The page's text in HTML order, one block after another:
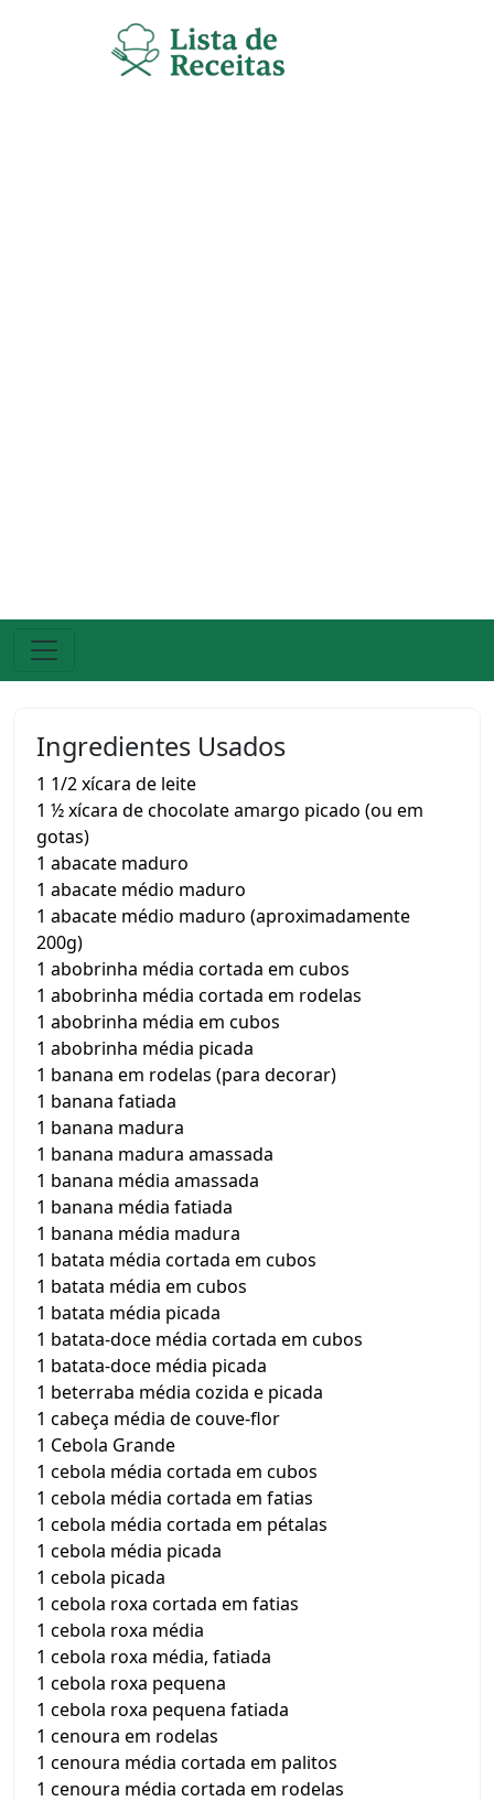
Ingredientes Usados
1 1/2 xícara de leite
1 ½ xícara de chocolate amargo picado (ou em
gotas)
1 abacate maduro
1 abacate médio maduro
1 abacate médio maduro (aproximadamente
200g)
1 abobrinha média cortada em cubos
1 abobrinha média cortada em rodelas
1 abobrinha média em cubos
1 abobrinha média picada
1 banana em rodelas (para decorar)
1 banana fatiada
1 banana madura
1 banana madura amassada
1 banana média amassada
1 banana média fatiada
1 banana média madura
1 batata média cortada em cubos
1 batata média em cubos
1 batata média picada
1 batata-doce média cortada em cubos
1 batata-doce média picada
1 beterraba média cozida e picada
1 cabeça média de couve-flor
1 Cebola Grande
1 cebola média cortada em cubos
1 cebola média cortada em fatias
1 cebola média cortada em pétalas
1 cebola média picada
1 cebola picada
1 cebola roxa cortada em fatias
1 cebola roxa média
1 cebola roxa média, fatiada
1 cebola roxa pequena
1 cebola roxa pequena fatiada
1 cenoura em rodelas
1 cenoura média cortada em palitos
1 cenoura média cortada em rodelas